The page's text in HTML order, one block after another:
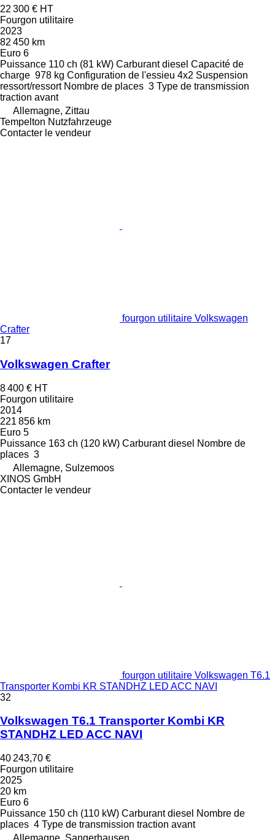
22 300 € HT
Fourgon utilitaire
2023
82 450 km
Euro 6
Puissance 110 ch (81 kW) Carburant diesel Capacité de
charge 978 kg Configuration de l'essieu 4x2 Suspension
ressort/ressort Nombre de places 3 Type de transmission
traction avant
Allemagne, Zittau
Tempelton Nutzfahrzeuge
Contacter le vendeur
fourgon utilitaire Volkswagen
Crafter
17
Volkswagen Crafter
8 400 € HT
Fourgon utilitaire
2014
221 856 km
Euro 5
Puissance 163 ch (120 kW) Carburant diesel Nombre de
places 3
Allemagne, Sulzemoos
XINOS GmbH
Contacter le vendeur
fourgon utilitaire Volkswagen T6.1
Transporter Kombi KR STANDHZ LED ACC NAVI
32
Volkswagen T6.1 Transporter Kombi KR
STANDHZ LED ACC NAVI
40 243,70 €
Fourgon utilitaire
2025
20 km
Euro 6
Puissance 150 ch (110 kW) Carburant diesel Nombre de
places 4 Type de transmission traction avant
Allemagne, Sangerhausen